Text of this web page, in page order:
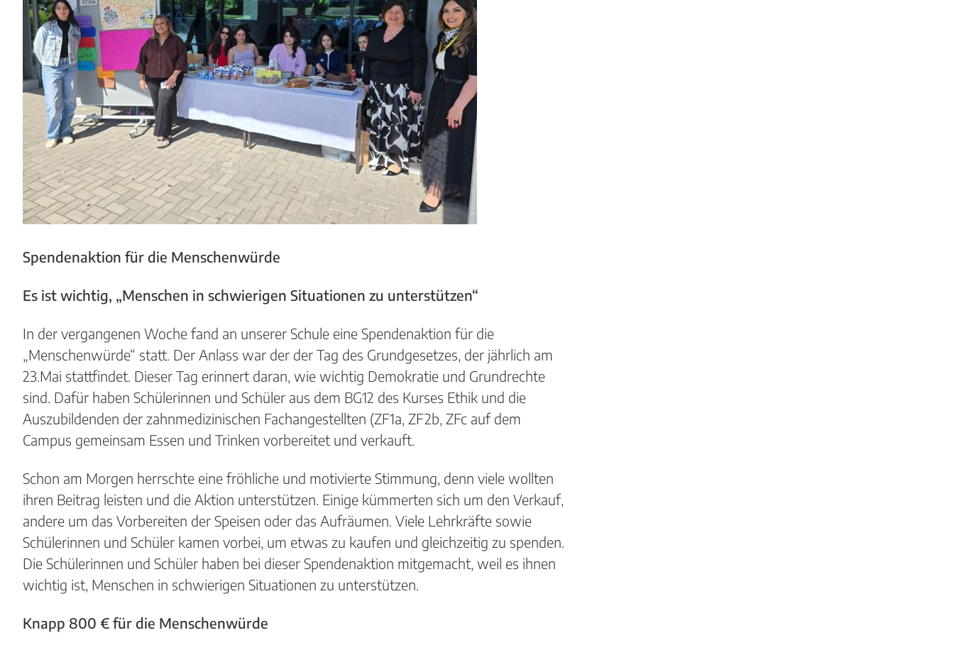
Spendenaktion für die Menschenwürde
Es ist wichtig, „Menschen in schwierigen Situationen zu unterstützen“
In der vergangenen Woche fand an unserer Schule eine Spendenaktion für die
„Menschenwürde“ statt. Der Anlass war der der Tag des Grundgesetzes, der jährlich am
23.Mai stattfindet. Dieser Tag erinnert daran, wie wichtig Demokratie und Grundrechte
sind. Dafür haben Schülerinnen und Schüler aus dem BG12 des Kurses Ethik und die
Auszubildenden der zahnmedizinischen Fachangestellten (ZF1a, ZF2b, ZFc auf dem
Campus gemeinsam Essen und Trinken vorbereitet und verkauft.
Schon am Morgen herrschte eine fröhliche und motivierte Stimmung, denn viele wollten
ihren Beitrag leisten und die Aktion unterstützen. Einige kümmerten sich um den Verkauf,
andere um das Vorbereiten der Speisen oder das Aufräumen. Viele Lehrkräfte sowie
Schülerinnen und Schüler kamen vorbei, um etwas zu kaufen und gleichzeitig zu spenden.
Die Schülerinnen und Schüler haben bei dieser Spendenaktion mitgemacht, weil es ihnen
wichtig ist, Menschen in schwierigen Situationen zu unterstützen.
Knapp 800 € für die Menschenwürde